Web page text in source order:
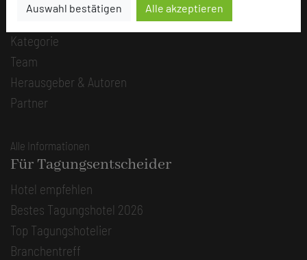
Auswahl bestätigen Alle akzeptieren
Kategorie
Team
Herausgeber & Autoren
Partner
Alle Informationen
Für Tagungsentscheider
Hotel empfehlen
Bestes Tagungshotel 2026
Top Tagungshotelier
Branchentreff